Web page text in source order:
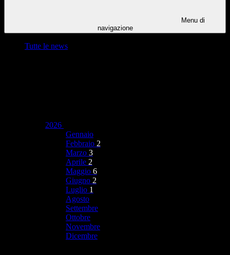
Menu di
navigazione
Tutte le news
2026
Gennaio
Febbraio 2
Marzo 3
Aprile 2
Maggio 6
Giugno 2
Luglio 1
Agosto
Settembre
Ottobre
Novembre
Dicembre